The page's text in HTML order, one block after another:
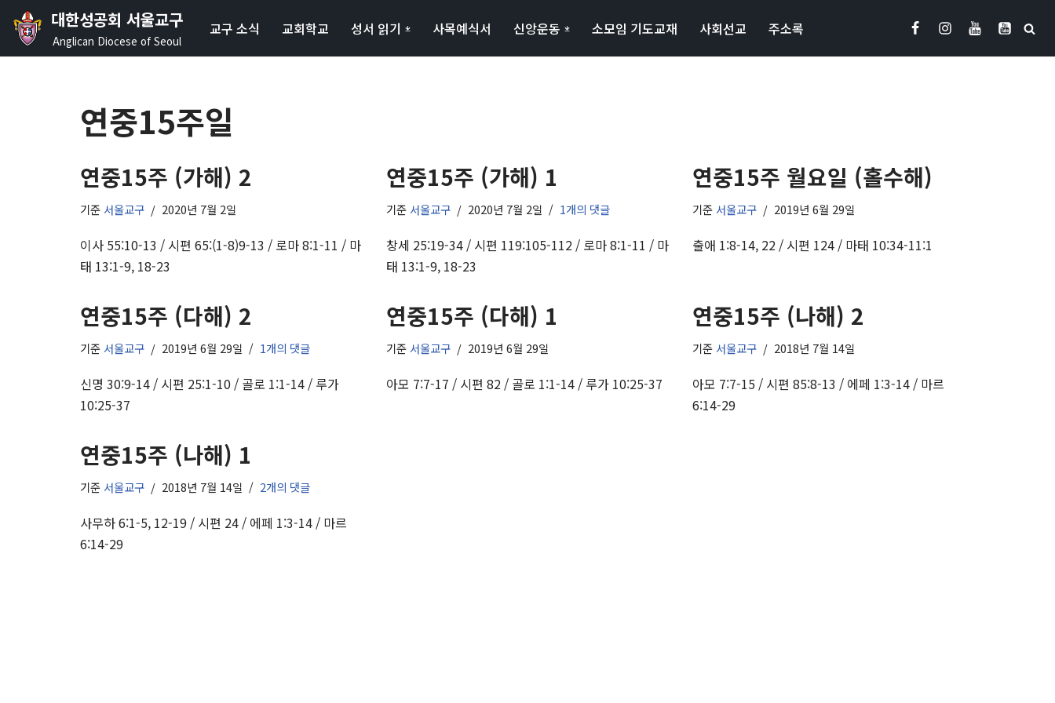
콘
대한성공회 서울교구
Anglican Diocese of Seoul
교구 소식 교회학교 성서 읽기 사목예식서 신앙운동 소모임 기도교재 사회선교 주소록
연중15주일
연중15주 (가해) 2
기준 서울교구 2020년 7월 2일
이사 55:10-13 / 시편 65:(1-8)9-13 / 로마 8:1-11 / 마
태 13:1-9, 18-23
연중15주 (가해) 1
기준 서울교구 2020년 7월 2일 1개의 댓글
창세 25:19-34 / 시편 119:105-112 / 로마 8:1-11 / 마
태 13:1-9, 18-23
연중15주 월요일 (홀수해)
기준 서울교구 2019년 6월 29일
출애 1:8-14, 22 / 시편 124 / 마태 10:34-11:1
연중15주 (다해) 2
기준 서울교구 2019년 6월 29일 1개의 댓글
신명 30:9-14 / 시편 25:1-10 / 골로 1:1-14 / 루가
10:25-37
연중15주 (다해) 1
기준 서울교구 2019년 6월 29일
아모 7:7-17 / 시편 82 / 골로 1:1-14 / 루가 10:25-37
연중15주 (나해) 2
기준 서울교구 2018년 7월 14일
아모 7:7-15 / 시편 85:8-13 / 에페 1:3-14 / 마르
6:14-29
연중15주 (나해) 1
기준 서울교구 2018년 7월 14일 2개의 댓글
사무하 6:1-5, 12-19 / 시편 24 / 에페 1:3-14 / 마르
6:14-29